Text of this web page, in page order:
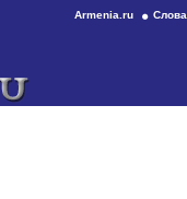
Armenia.ru